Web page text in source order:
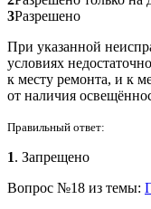
3Разрешено
При указанной
условиях
к месту ремонта, и к
от наличия
Правильный ответ:
1. Запрещено
Вопрос №18 из темы: